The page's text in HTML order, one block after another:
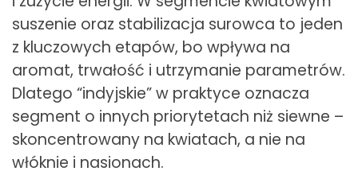
suszenie oraz stabilizacja surowca to jeden
z kluczowych etapów, bo wpływa na
aromat, trwałość i utrzymanie parametrów.
Dlatego “indyjskie” w praktyce oznacza
segment o innych priorytetach niż siewne –
skoncentrowany na kwiatach, a nie na
włóknie i nasionach.